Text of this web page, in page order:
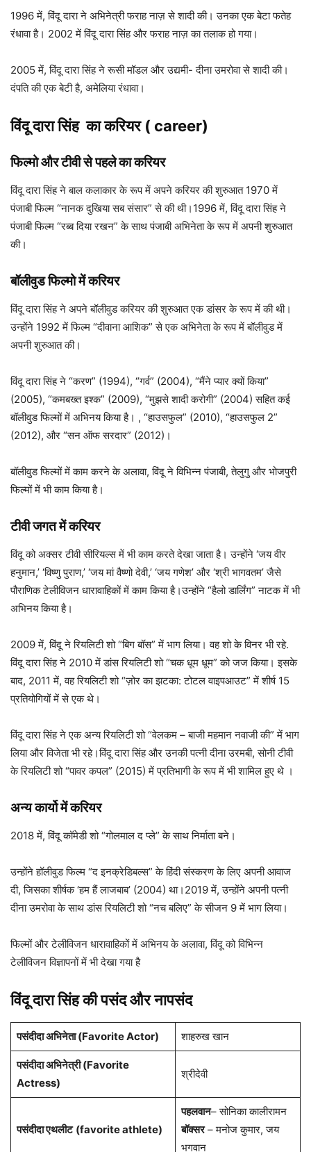
1996 में, विंदू दारा ने अभिनेत्री फराह नाज़ से शादी की। उनका एक बेटा फतेह
रंधावा है। 2002 में विंदू दारा सिंह और फराह नाज़ का तलाक हो गया।
2005 में, विंदू दारा सिंह ने रूसी मॉडल और उद्यमी- दीना उमरोवा से शादी की।
दंपति की एक बेटी है, अमेलिया रंधावा।
विंदू दारा सिंह का करियर ( career)
फिल्मो और टीवी से पहले का करियर
विंदू दारा सिंह ने बाल कलाकार के रूप में अपने करियर की शुरुआत 1970 में
पंजाबी फिल्म “नानक दुखिया सब संसार” से की थी।1996 में, विंदू दारा सिंह ने
पंजाबी फिल्म “रब्ब दिया रखन” के साथ पंजाबी अभिनेता के रूप में अपनी शुरुआत
की।
बॉलीवुड फिल्मो में करियर
विंदू दारा सिंह ने अपने बॉलीवुड करियर की शुरुआत एक डांसर के रूप में की थी।
उन्होंने 1992 में फिल्म “दीवाना आशिक” से एक अभिनेता के रूप में बॉलीवुड में
अपनी शुरुआत की।
विंदू दारा सिंह ने “करण” (1994), “गर्व” (2004), “मैंने प्यार क्यों किया”
(2005), “कमबख्त इश्क” (2009), “मुझसे शादी करोगी” (2004) सहित कई
बॉलीवुड फिल्मों में अभिनय किया है। , “हाउसफुल” (2010), “हाउसफुल 2”
(2012), और “सन ऑफ सरदार” (2012)।
बॉलीवुड फिल्मों में काम करने के अलावा, विंदू ने विभिन्न पंजाबी, तेलुगु और भोजपुरी
फिल्मों में भी काम किया है।
टीवी जगत में करियर
विंदू को अक्सर टीवी सीरियल्स में भी काम करते देखा जाता है। उन्होंने ‘जय वीर
हनुमान,’ ‘विष्णु पुराण,’ ‘जय मां वैष्णो देवी,’ ‘जय गणेश’ और ‘श्री भागवतम’ जैसे
पौराणिक टेलीविजन धारावाहिकों में काम किया है।उन्होंने “हैलो डार्लिंग” नाटक में भी
अभिनय किया है।
2009 में, विंदू ने रियलिटी शो “बिग बॉस” में भाग लिया। वह शो के विनर भी रहे.
विंदू दारा सिंह ने 2010 में डांस रियलिटी शो “चक धूम धूम” को जज किया। इसके
बाद, 2011 में, वह रियलिटी शो “ज़ोर का झटका: टोटल वाइपआउट” में शीर्ष 15
प्रतियोगियों में से एक थे।
विंदू दारा सिंह ने एक अन्य रियलिटी शो “वेलकम – बाजी महमान नवाजी की” में भाग
लिया और विजेता भी रहे।विंदू दारा सिंह और उनकी पत्नी दीना उरमबी, सोनी टीवी
के रियलिटी शो “पावर कपल” (2015) में प्रतिभागी के रूप में भी शामिल हुए थे ।
अन्य कार्यो में करियर
2018 में, विंदू कॉमेडी शो “गोलमाल द प्ले” के साथ निर्माता बने।
उन्होंने हॉलीवुड फिल्म “द इनक्रेडिबल्स” के हिंदी संस्करण के लिए अपनी आवाज
दी, जिसका शीर्षक ‘हम हैं लाजबाब’ (2004) था।2019 में, उन्होंने अपनी पत्नी
दीना उमरोवा के साथ डांस रियलिटी शो “नच बलिए” के सीजन 9 में भाग लिया।
फिल्मों और टेलीविजन धारावाहिकों में अभिनय के अलावा, विंदू को विभिन्न
टेलीविजन विज्ञापनों में भी देखा गया है
विंदू दारा सिंह की पसंद और नापसंद
पसंदीदा अभिनेता (Favorite Actor) शाहरुख खान
पसंदीदा अभिनेत्री (Favorite
Actress)
श्रीदेवी
पसंदीदा एथलीट (favorite athlete)
पहलवान– सोनिका कालीरामन
बॉक्सर– मनोज कुमार, जय
भगवान